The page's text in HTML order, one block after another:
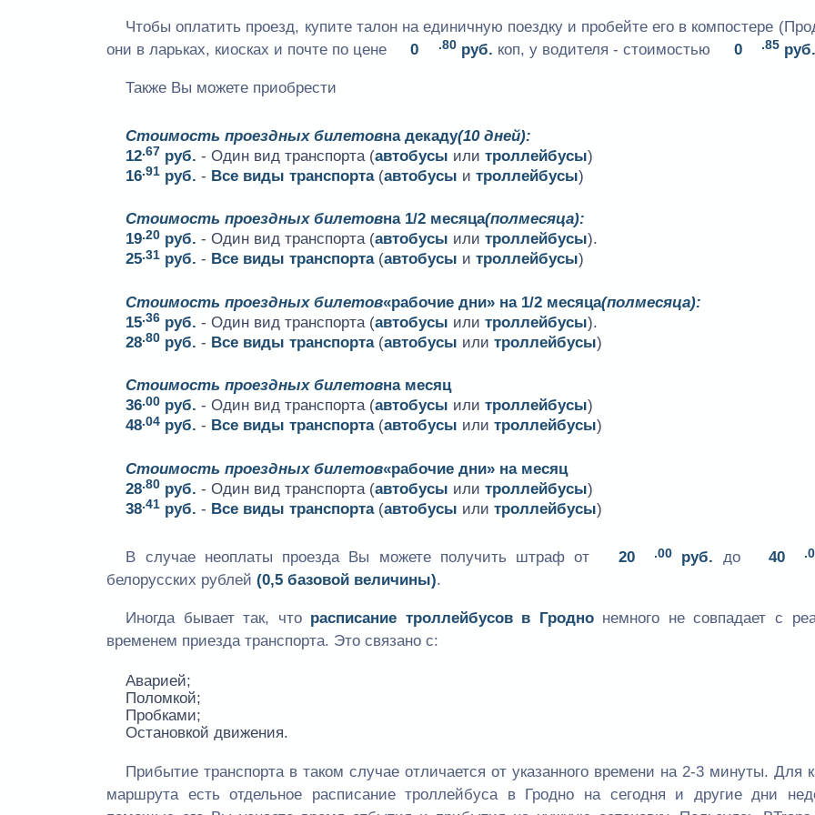
Чтобы оплатить проезд, купите талон на единичную поездку и пробейте его в компостере
они в ларьках, киосках и почте по цене
0 .80руб. коп, у водителя - стоимостью 0 .85 руб.
Также Вы можете приобрести
Стоимость проездных билетовна декаду(10 дней):
12.67 руб. - Один вид транспорта (автобусы илитроллейбусы)
16.91 руб. - Все виды транспорта(автобусы итроллейбусы)
Стоимость проездных билетовна 1/2 месяца(полмесяца):
19.20 руб. - Один вид транспорта (автобусы илитроллейбусы).
25.31 руб. - Все виды транспорта(автобусы итроллейбусы)
Стоимость проездных билетов«рабочие дни» на 1/2 месяца(полмесяца):
15.36 руб. - Один вид транспорта (автобусы илитроллейбусы).
28.80 руб. - Все виды транспорта(автобусы илитроллейбусы)
Стоимость проездных билетовна месяц
36.00 руб. - Один вид транспорта (автобусы илитроллейбусы)
48.04 руб. - Все виды транспорта(автобусы илитроллейбусы)
Стоимость проездных билетов«рабочие дни» на месяц
28.80 руб. - Один вид транспорта (автобусы илитроллейбусы)
38.41 руб. - Все виды транспорта(автобусы илитроллейбусы)
В случае неоплаты проезда Вы можете получить штраф от 20 .00 руб. до 40
белорусских рублей (0,5 базовой величины).
Иногда бывает так, что расписание троллейбусов в Гроднонемного не совпадает с
временем приезда транспорта. Это связано с:
Аварией;
Поломкой;
Пробками;
Остановкой движения.
Прибытие транспорта в таком случае отличается от указанного времени на 2-3 минуты. Для
маршрута есть отдельное расписание троллейбуса в Гродно на сегодня и другие дни